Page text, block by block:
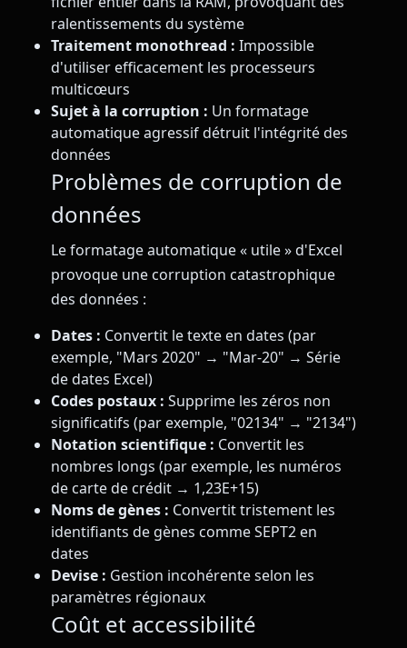
ralentissements du système
Traitement monothread : Impossible
d'utiliser efficacement les processeurs
multicœurs
Sujet à la corruption : Un formatage
automatique agressif détruit l'intégrité des
données
Problèmes de corruption de
données
Le formatage automatique « utile » d'Excel
provoque une corruption catastrophique
des données :
Dates : Convertit le texte en dates (par
exemple, "Mars 2020" → "Mar-20" → Série
de dates Excel)
Codes postaux : Supprime les zéros non
significatifs (par exemple, "02134" → "2134")
Notation scientifique : Convertit les
nombres longs (par exemple, les numéros
de carte de crédit → 1,23E+15)
Noms de gènes : Convertit tristement les
identifiants de gènes comme SEPT2 en
dates
Devise : Gestion incohérente selon les
paramètres régionaux
Coût et accessibilité